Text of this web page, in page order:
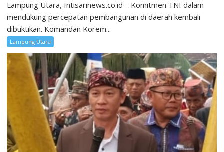
Lampung Utara, Intisarinews.co.id – Komitmen TNI dalam
mendukung percepatan pembangunan di daerah kembali
dibuktikan. Komandan Korem...
Lampung Utara